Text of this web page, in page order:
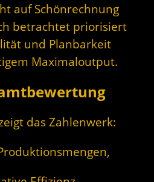
auf Schönrechnung
betrachtet priorisiert
und Planbarkeit
Maximaloutput.
das Zahlenwerk: